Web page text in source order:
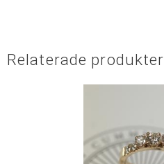
Relaterade produkter